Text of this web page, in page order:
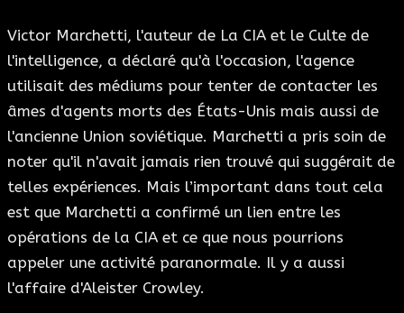
Victor Marchetti, l'auteur de La CIA et le Culte de
l'intelligence, a déclaré qu'à l'occasion, l'agence
utilisait des médiums pour tenter de contacter les
âmes d'agents morts des États-Unis mais aussi de
l'ancienne Union soviétique. Marchetti a pris soin de
noter qu'il n'avait jamais rien trouvé qui suggérait de
telles expériences. Mais l’important dans tout cela
est que Marchetti a confirmé un lien entre les
opérations de la CIA et ce que nous pourrions
appeler une activité paranormale. Il y a aussi
l'affaire d'Aleister Crowley.